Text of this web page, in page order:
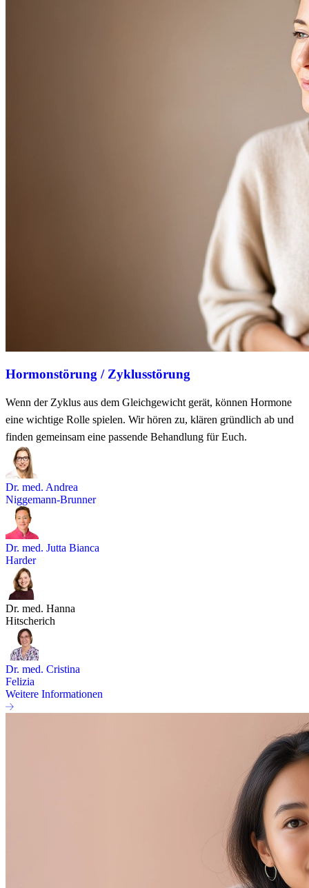
Hormonstörung / Zyklusstörung
Wenn der Zyklus aus dem Gleichgewicht gerät, können Hormone
eine wichtige Rolle spielen. Wir hören zu, klären gründlich ab und
finden gemeinsam eine passende Behandlung für Euch.
Dr. med. Andrea
Niggemann-Brunner
Dr. med. Jutta Bianca
Harder
Dr. med. Hanna
Hitscherich
Dr. med. Cristina
Felizia
Weitere Informationen